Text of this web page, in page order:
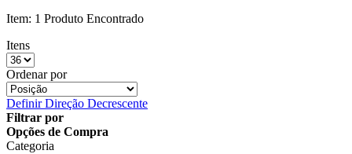
NingBo Bolun
Photo Facility
Item: 1 Produto Encontrado
Itens
Ordenar por
Definir Direção Decrescente
Filtrar por
Opções de Compra
Categoria